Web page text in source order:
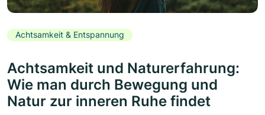
Achtsamkeit & Entspannung
Achtsamkeit und Naturerfahrung:
Wie man durch Bewegung und
Natur zur inneren Ruhe findet